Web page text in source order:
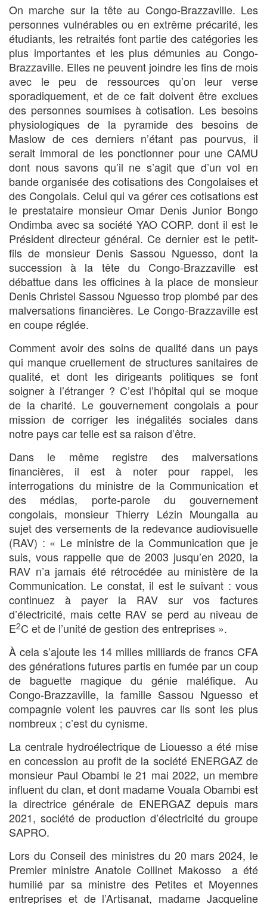
On marche sur la tête au Congo-Brazzaville. Les
personnes vulnérables ou en extrême précarité, les
étudiants, les retraités font partie des catégories les
plus importantes et les plus démunies au Congo-
Brazzaville. Elles ne peuvent joindre les fins de mois
avec le peu de ressources qu’on leur verse
sporadiquement, et de ce fait doivent être exclues
des personnes soumises à cotisation. Les besoins
physiologiques de la pyramide des besoins de
Maslow de ces derniers n’étant pas pourvus, il
serait immoral de les ponctionner pour une CAMU
dont nous savons qu’il ne s’agit que d’un vol en
bande organisée des cotisations des Congolaises et
des Congolais. Celui qui va gérer ces cotisations est
le prestataire monsieur Omar Denis Junior Bongo
Ondimba avec sa société YAO CORP. dont il est le
Président directeur général. Ce dernier est le petit-
fils de monsieur Denis Sassou Nguesso, dont la
succession à la tête du Congo-Brazzaville est
débattue dans les officines à la place de monsieur
Denis Christel Sassou Nguesso trop plombé par des
malversations financières. Le Congo-Brazzaville est
en coupe réglée.
Comment avoir des soins de qualité dans un pays
qui manque cruellement de structures sanitaires de
qualité, et dont les dirigeants politiques se font
soigner à l’étranger ? C’est l’hôpital qui se moque
de la charité. Le gouvernement congolais a pour
mission de corriger les inégalités sociales dans
notre pays car telle est sa raison d’être.
Dans le même registre des malversations
financières, il est à noter pour rappel, les
interrogations du ministre de la Communication et
des médias, porte-parole du gouvernement
congolais, monsieur Thierry Lézin Moungalla au
sujet des versements de la redevance audiovisuelle
(RAV) : « Le ministre de la Communication que je
suis, vous rappelle que de 2003 jusqu’en 2020, la
RAV n’a jamais été rétrocédée au ministère de la
Communication. Le constat, il est le suivant : vous
continuez à payer la RAV sur vos factures
d’électricité, mais cette RAV se perd au niveau de
E2C et de l’unité de gestion des entreprises ».
À cela s’ajoute les 14 milles milliards de francs CFA
des générations futures partis en fumée par un coup
de baguette magique du génie maléfique. Au
Congo-Brazzaville, la famille Sassou Nguesso et
compagnie volent les pauvres car ils sont les plus
nombreux ; c’est du cynisme.
La centrale hydroélectrique de Liouesso a été mise
en concession au profit de la société ENERGAZ de
monsieur Paul Obambi le 21 mai 2022, un membre
influent du clan, et dont madame Vouala Obambi est
la directrice générale de ENERGAZ depuis mars
2021, société de production d’électricité du groupe
SAPRO.
Lors du Conseil des ministres du 20 mars 2024, le
Premier ministre Anatole Collinet Makosso a été
humilié par sa ministre des Petites et Moyennes
entreprises et de l’Artisanat, madame Jacqueline